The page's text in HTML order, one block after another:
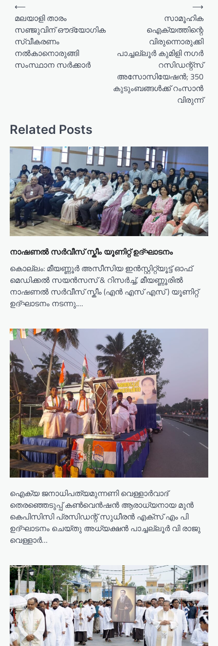
g
a
t
o
n
⟵
മലയാളി താരം
സഞ്ജുവിന് ഔദ്യോഗിക
സ്വീകരണം
നൽകാനൊരുങ്ങി
സംസ്ഥാന സർക്കാർ
സാമൂഹിക
ഐക്യത്തിന്റെ
വിരുന്നൊരുക്കി
പാച്ചല്ലൂർ കുമിളി നഗർ
റസിഡന്റ്‌സ്
അസോസിയേഷൻ; 350
കുടുംബങ്ങൾക്ക് റംസാൻ
വിരുന്ന്
⟶
Related Posts
നാഷണൽ സർവീസ് സ്കീം യൂണിറ്റ് ഉദ്ഘാടനം
കൊല്ലം: മീയണ്ണൂർ അസീസിയ ഇൻസ്റ്റിറ്റ്യൂട്ട് ഓഫ്
മെഡിക്കൽ സയൻസസ് & റിസർച്ച്, മീയണ്ണൂരിൽ
നാഷണൽ സർവീസ് സ്കീം (എൻ എസ് എസ് ) യൂണിറ്റ്
ഉദ്ഘാടനം നടന്നു.…
ഐക്യ ജനാധിപത്യമുന്നണി വെള്ളാർവാദ്
തെരഞ്ഞെടുപ്പ് കൺവെൻഷൻ ആരാധ്യനായ മുൻ
കെപിസിസി പ്രസിഡന്റ് സുധീരൻ എക്സ് എം പി
ഉദ്ഘാടനം ചെയ്തു അധ്യക്ഷൻ പാച്ചല്ലൂർ വി രാജു
വെള്ളാർ…